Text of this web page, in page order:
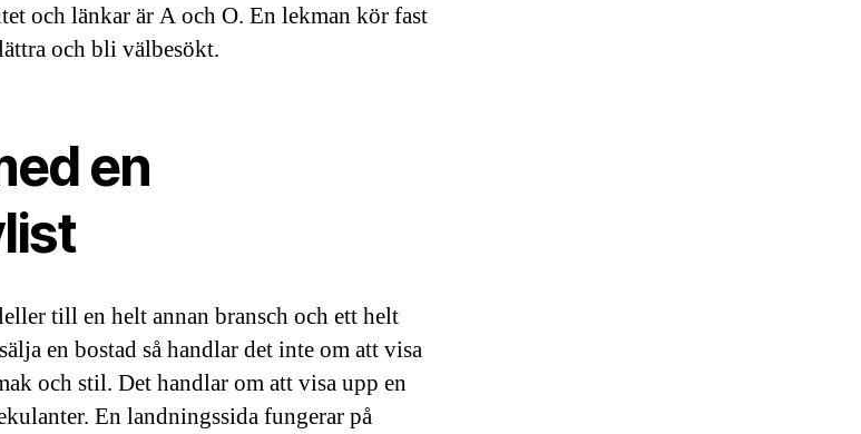
och länkar är A och O. En lekman kör fast
och bli välbesökt.
en
till en helt annan bransch och ett helt
en bostad så handlar det inte om att visa
och stil. Det handlar om att visa upp en
En landningssida fungerar på